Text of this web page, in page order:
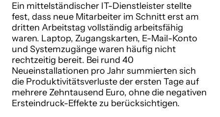
Ein mittelständischer IT-Dienstleister stellte
fest, dass neue Mitarbeiter im Schnitt erst am
dritten Arbeitstag vollständig arbeitsfähig
waren. Laptop, Zugangskarten, E-Mail-Konto
und Systemzugänge waren häufig nicht
rechtzeitig bereit. Bei rund 40
Neueinstallationen pro Jahr summierten sich
die Produktivitätsverluste der ersten Tage auf
mehrere Zehntausend Euro, ohne die negativen
Ersteindruck-Effekte zu berücksichtigen.